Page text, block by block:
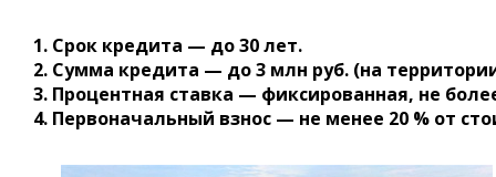
1. Срок кредита — до 30 лет.
2. Сумма кредита — до 3 млн руб. (на
3. Процентная ставка — фиксированная, не
4. Первоначальный взнос — не менее 20 % от